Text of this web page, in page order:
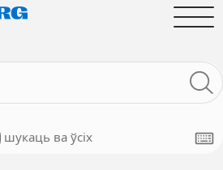
шукаць ва ўсіх